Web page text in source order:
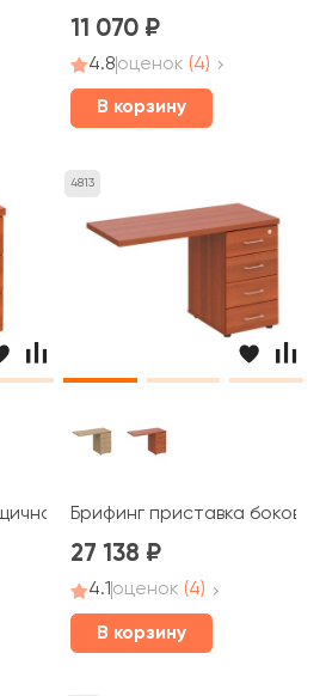
11 070
4.8оценок (4)
В корзину
с центральным замком ПТ
4813
Брифинг приставка
27 138
4.1оценок (4)
В корзину